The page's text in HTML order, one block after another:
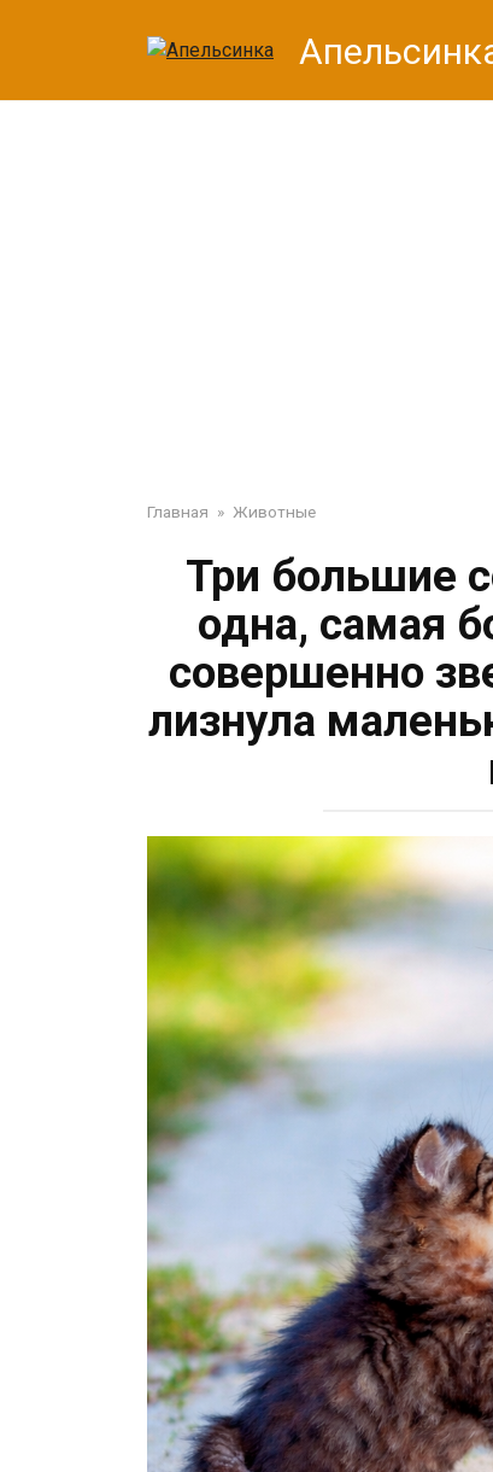
Главная » Животные
Три большие
одна, самая
совершенно
лизнула